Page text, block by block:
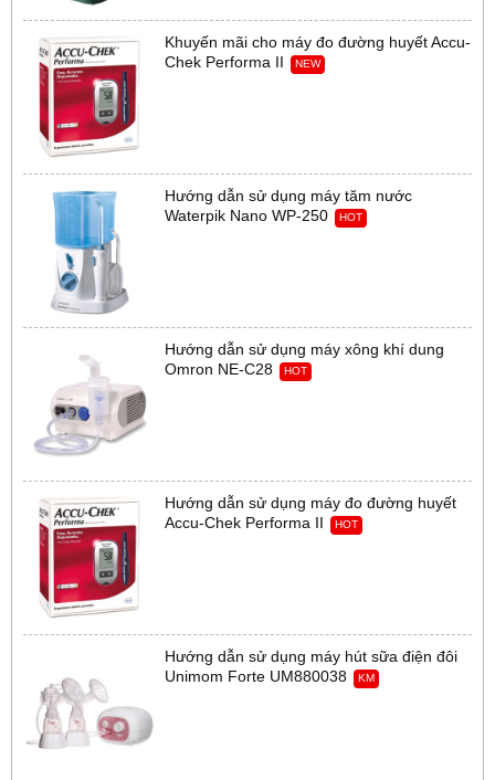
Khuyến mãi cho máy đo đường huyết Accu-
Chek Performa II
NEW
Hướng dẫn sử dụng máy tăm nước
Waterpik Nano WP-250
HOT
Hướng dẫn sử dụng máy xông khí dung
Omron NE-C28
HOT
Hướng dẫn sử dụng máy đo đường huyết
Accu-Chek Performa II
HOT
Hướng dẫn sử dụng máy hút sữa điện đôi
Unimom Forte UM880038
KM